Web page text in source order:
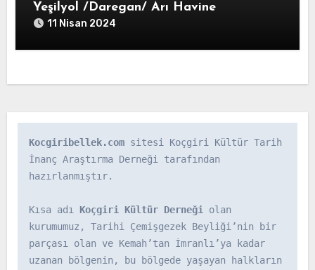
Yeşilyol /Daregan/ Arı Havine
11 Nisan 2024
Kocgiribellek.com sitesi Koçgiri Kültür Tarih
İnanç Araştırma Derneği tarafından
hazırlanmıştır.
Kısa adı Koçgiri Kültür Derneği olan
kurumumuz, Tarihi Çemişgezek Beyliği’nin bir
parçası olan ve Kemah’tan İmranlı’ya kadar
uzanan bölgenin, bu bölgede yaşayan halkların